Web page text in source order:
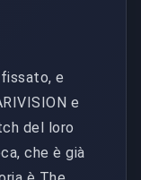
e
e
del loro
che è già